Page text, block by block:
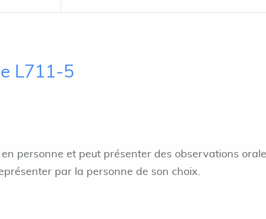
L711-5
personne et peut présenter des observations
par la personne de son choix.